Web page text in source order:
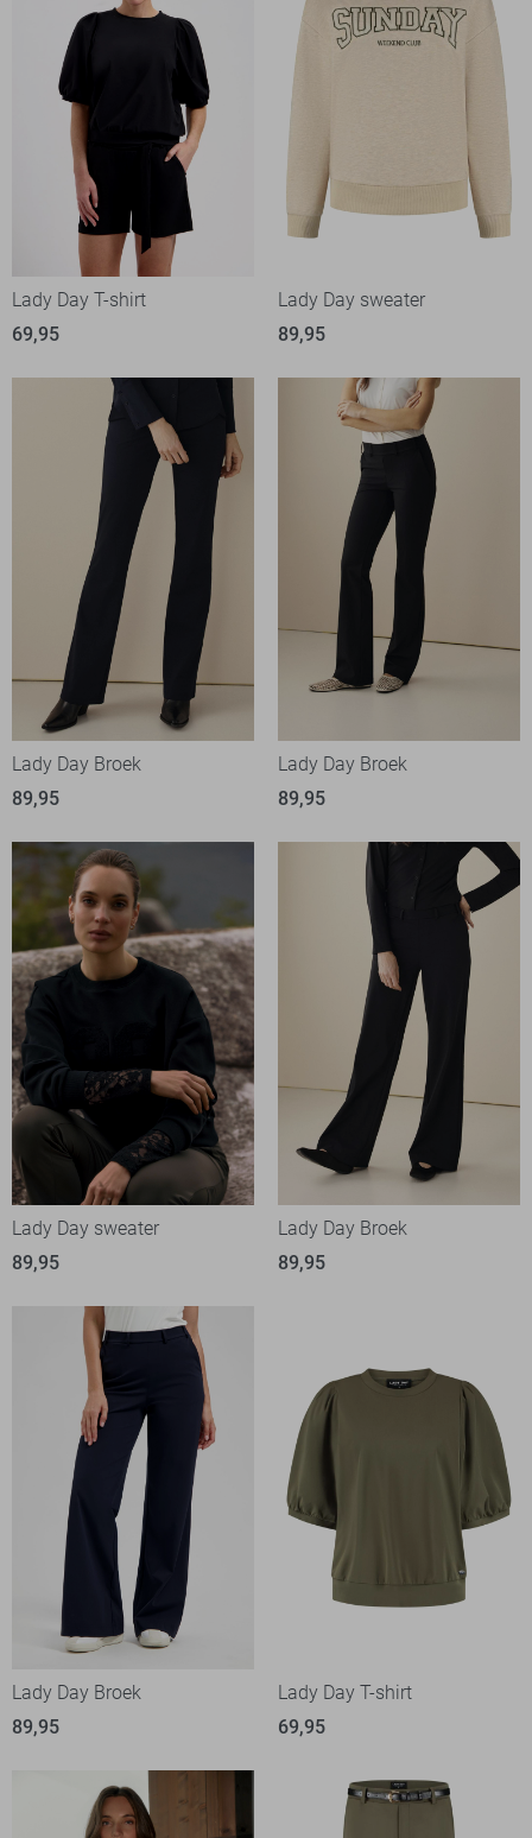
Lady Day T-shirt
69,95
Lady Day sweater
89,95
Lady Day Broek
89,95
Lady Day Broek
89,95
Lady Day sweater
89,95
Lady Day Broek
89,95
Lady Day Broek
89,95
Lady Day T-shirt
69,95